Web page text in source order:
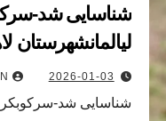
شناسایی شد-
ليالمانشهرستان
2026-01-03
شناسایی شد-سركوبكر